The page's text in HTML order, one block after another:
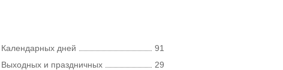
Календарных дней
91
Выходных и праздничных
29